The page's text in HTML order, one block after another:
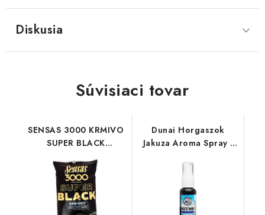
Diskusia
Súvisiaci tovar
SENSAS 3000 KRMIVO
SUPER BLACK
BREMES(pleskáč)
Dunai Horgaszok
Jakuza Aroma Spray -